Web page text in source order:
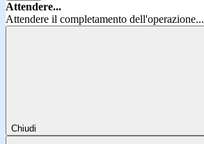
Attendere...
Attendere il completamento dell'operazione...
Chiudi